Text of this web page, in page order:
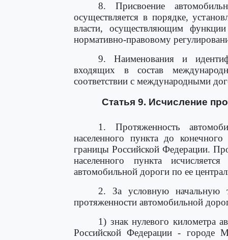
8. Присвоение
осуществляется в порядке,
власти, осуществляющим
нормативно-правовому
9. Наименования и
входящих в состав
соответствии с международными
Статья 9. Исчисление
1. Протяженность
населенного пункта до
границы Российской Федерации.
населенного пункта
автомобильной дороги по ее
2. За условную начальную
протяженности автомобильной
1) знак нулевого километра
Российской Федерации - городе